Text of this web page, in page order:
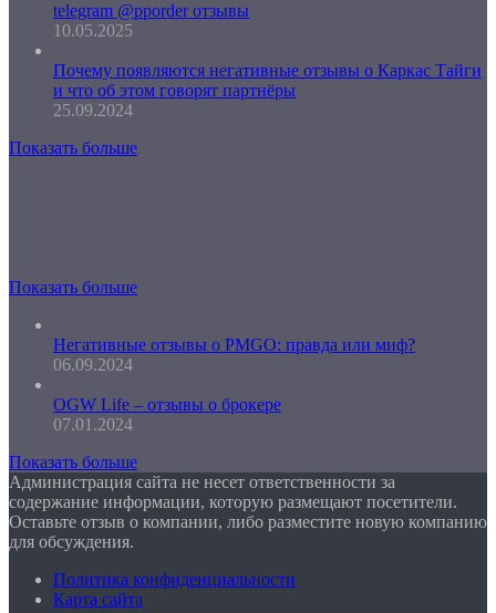
telegram @pporder отзывы
10.05.2025
Почему появляются негативные отзывы о Каркас Тайги
и что об этом говорят партнёры
25.09.2024
Показать больше
Показать больше
Негативные отзывы о PMGO: правда или миф?
06.09.2024
OGW Life – отзывы о брокере
07.01.2024
Показать больше
Администрация сайта не несет ответственности за
содержание информации, которую размещают посетители.
Оставьте отзыв о компании, либо разместите новую компанию
для обсуждения.
Политика конфиденциальности
Карта сайта